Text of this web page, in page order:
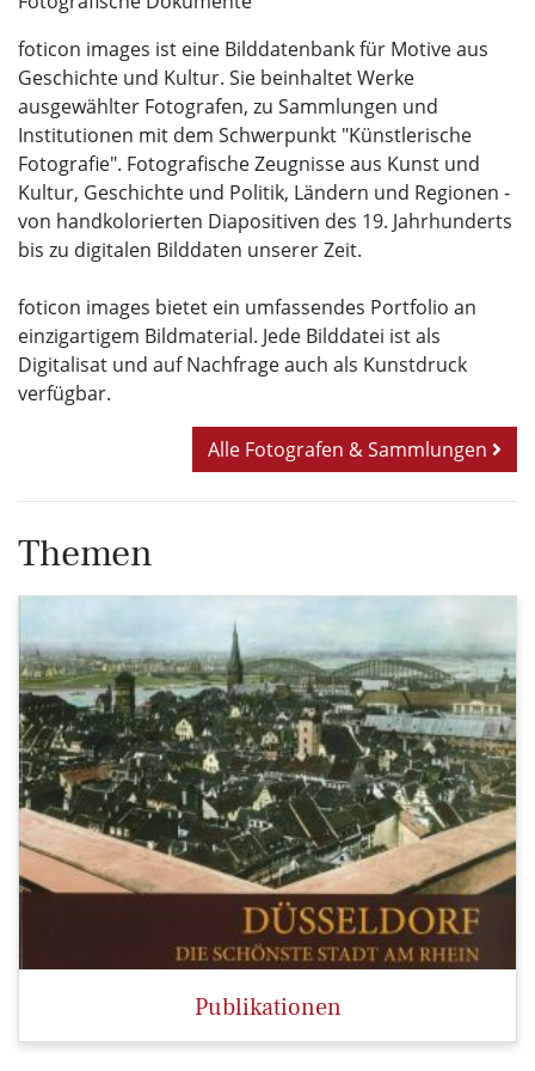
foticon images ist eine Bilddatenbank für Motive aus
Geschichte und Kultur. Sie beinhaltet Werke
ausgewählter Fotografen, zu Sammlungen und
Institutionen mit dem Schwerpunkt "Künstlerische
Fotografie". Fotografische Zeugnisse aus Kunst und
Kultur, Geschichte und Politik, Ländern und Regionen -
von handkolorierten Diapositiven des 19. Jahrhunderts
bis zu digitalen Bilddaten unserer Zeit.
foticon images bietet ein umfassendes Portfolio an
einzigartigem Bildmaterial. Jede Bilddatei ist als
Digitalisat und auf Nachfrage auch als Kunstdruck
verfügbar.
Alle Fotografen & Sammlungen
Themen
Publikationen